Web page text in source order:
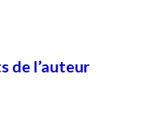
de l’auteur